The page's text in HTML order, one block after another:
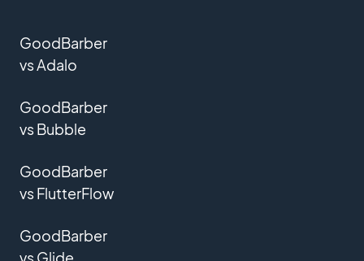
GoodBarber
vs Adalo
GoodBarber
vs Bubble
GoodBarber
vs FlutterFlow
GoodBarber
vs Glide